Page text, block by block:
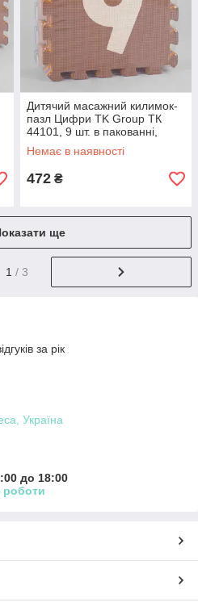
Дитячий масажний килимок-
пазл Цифри TK Group ТК
44101, 9 шт. в пакованні,
30х30 см.
Немає в наявності
472 ₴
ще
1 / 3
за рік
Україна
до 18:00
роботи